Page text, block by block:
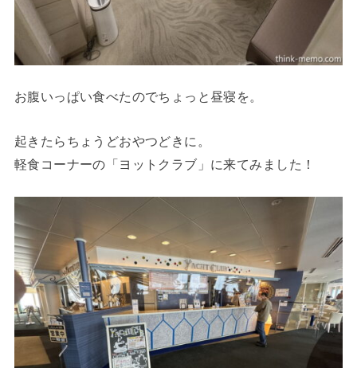
お腹いっぱい食べたのでちょっと昼寝を。
起きたらちょうどおやつどきに。
軽食コーナーの「ヨットクラブ」に来てみました！